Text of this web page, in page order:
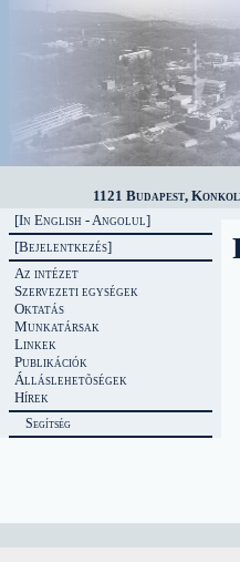
1121 Budapest,
[In English - Angolul]
[Bejelentkezés]
Az intézet
Szervezeti egységek
Oktatás
Munkatársak
Linkek
Publikációk
Álláslehetõségek
Hírek
Segítség